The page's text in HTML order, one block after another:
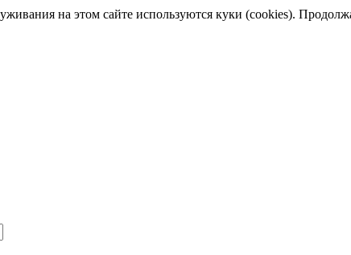
на этом сайте используются куки (cookies).